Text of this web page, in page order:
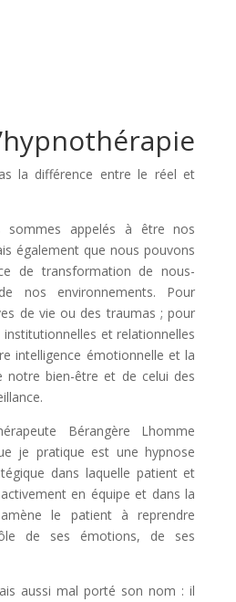
la différence entre le réel et
sommes appelés à être nos
également que nous pouvons
de transformation de nous-
nos environnements. Pour
de vie ou des traumas ; pour
et relationnelles
intelligence émotionnelle et la
notre bien-être et de celui des
Bérangère Lhomme
je pratique est une hypnose
dans laquelle patient et
en équipe et dans la
le patient à reprendre
de ses émotions, de ses
aussi mal porté son nom : il